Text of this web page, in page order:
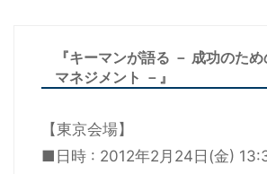
『キーマンが語る － 成功のた
マネジメント －』
【東京会場】
■日時 : 2012年2月24日(金)